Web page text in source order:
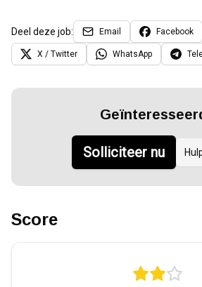
Deel deze job: Email Facebook
X / Twitter WhatsApp
Solliciteer nu
Score